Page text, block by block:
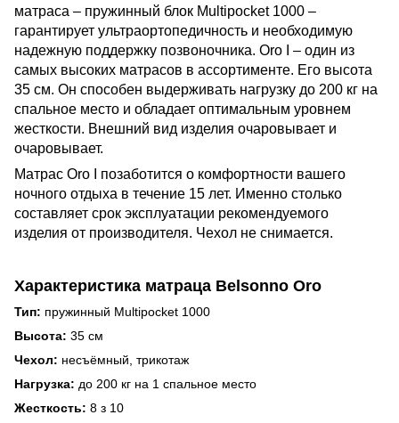
матраса – пружинный блок Multipocket 1000 –
гарантирует ультраортопедичность и необходимую
надежную поддержку позвоночника. Oro I – один из
самых высоких матрасов в ассортименте. Его высота
35 см. Он способен выдерживать нагрузку до 200 кг на
спальное место и обладает оптимальным уровнем
жесткости. Внешний вид изделия очаровывает и
очаровывает.
Матрас Oro I позаботится о комфортности вашего
ночного отдыха в течение 15 лет. Именно столько
составляет срок эксплуатации рекомендуемого
изделия от производителя. Чехол не снимается.
Характеристика матраца Belsonno Oro
Тип: пружинный Multipocket 1000
Высота: 35 см
Чехол: несъёмный, трикотаж
Нагрузка: до 200 кг на 1 спальное место
Жесткость: 8 з 10